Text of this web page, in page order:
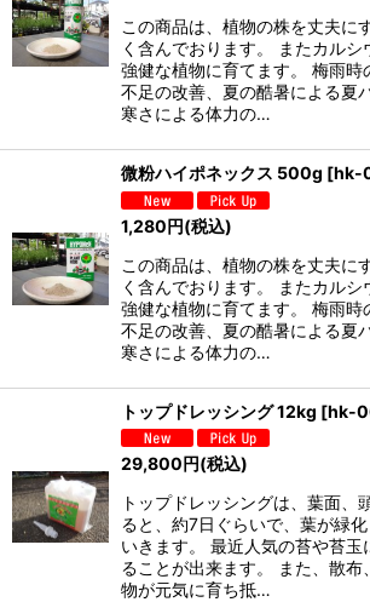
この商品は、植物の株を丈夫に
く含んでおります。 またカルシ
強健な植物に育てます。 梅雨時
不足の改善、夏の酷暑による夏
寒さによる体力の…
微粉ハイポネックス 500g [hk-
1,280円(税込)
この商品は、植物の株を丈夫に
く含んでおります。 またカルシ
強健な植物に育てます。 梅雨時
不足の改善、夏の酷暑による夏
寒さによる体力の…
トップドレッシング 12kg [hk-
29,800円(税込)
トップドレッシングは、葉面、
ると、約7日ぐらいで、葉が緑
いきます。 最近人気の苔や苔玉
ることが出来ます。 また、散布
物が元気に育ち抵…